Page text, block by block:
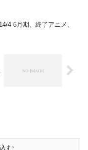
4-6月期、終了アニメ、